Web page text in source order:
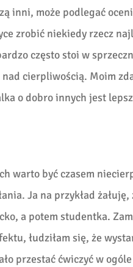
inni, może podlegać
zrobić niekiedy rzecz
często stoi w
cierpliwością. Moim
o dobro innych jest
warto być czasem
Ja na przykład
a potem studentka.
łudziłam się, że
przestać ćwiczyć w